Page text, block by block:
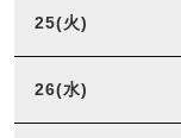
25(火)
26(水)